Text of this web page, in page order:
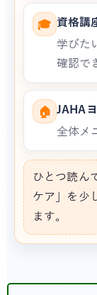
🎓 資格講
学びた
確認で
🏠 JAHA
全体メ
ひとつ読ん
ケア」を少
ます。